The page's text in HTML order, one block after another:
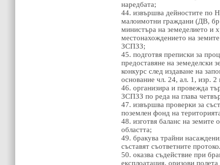
наредбата;
44. извършва дейностите по
малоимотни граждани (ДВ, бр.
министъра на земеделието и
местонахождението на
ЗСПЗЗ;
45. подготвя преписки за
предоставяне на земеделски
конкурс след издаване на
основание чл. 24, ал. 1, изр.
46. организира и провежда
ЗСПЗЗ по реда на глава
47. извършва проверки за
поземлен фонд на
48. изготвя баланс на
областта;
49. бракува трайни
съставят съответните
50. оказва съдействие при
експлоатация, оризови